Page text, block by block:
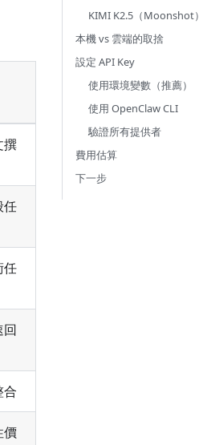
撰
任
任
回
合
價
KIMI K2.5（Moonshot）
本機 vs 雲端的取捨
設定 API Key
使用環境變數（推薦）
使用 OpenClaw CLI
驗證所有提供者
費用估算
下一步